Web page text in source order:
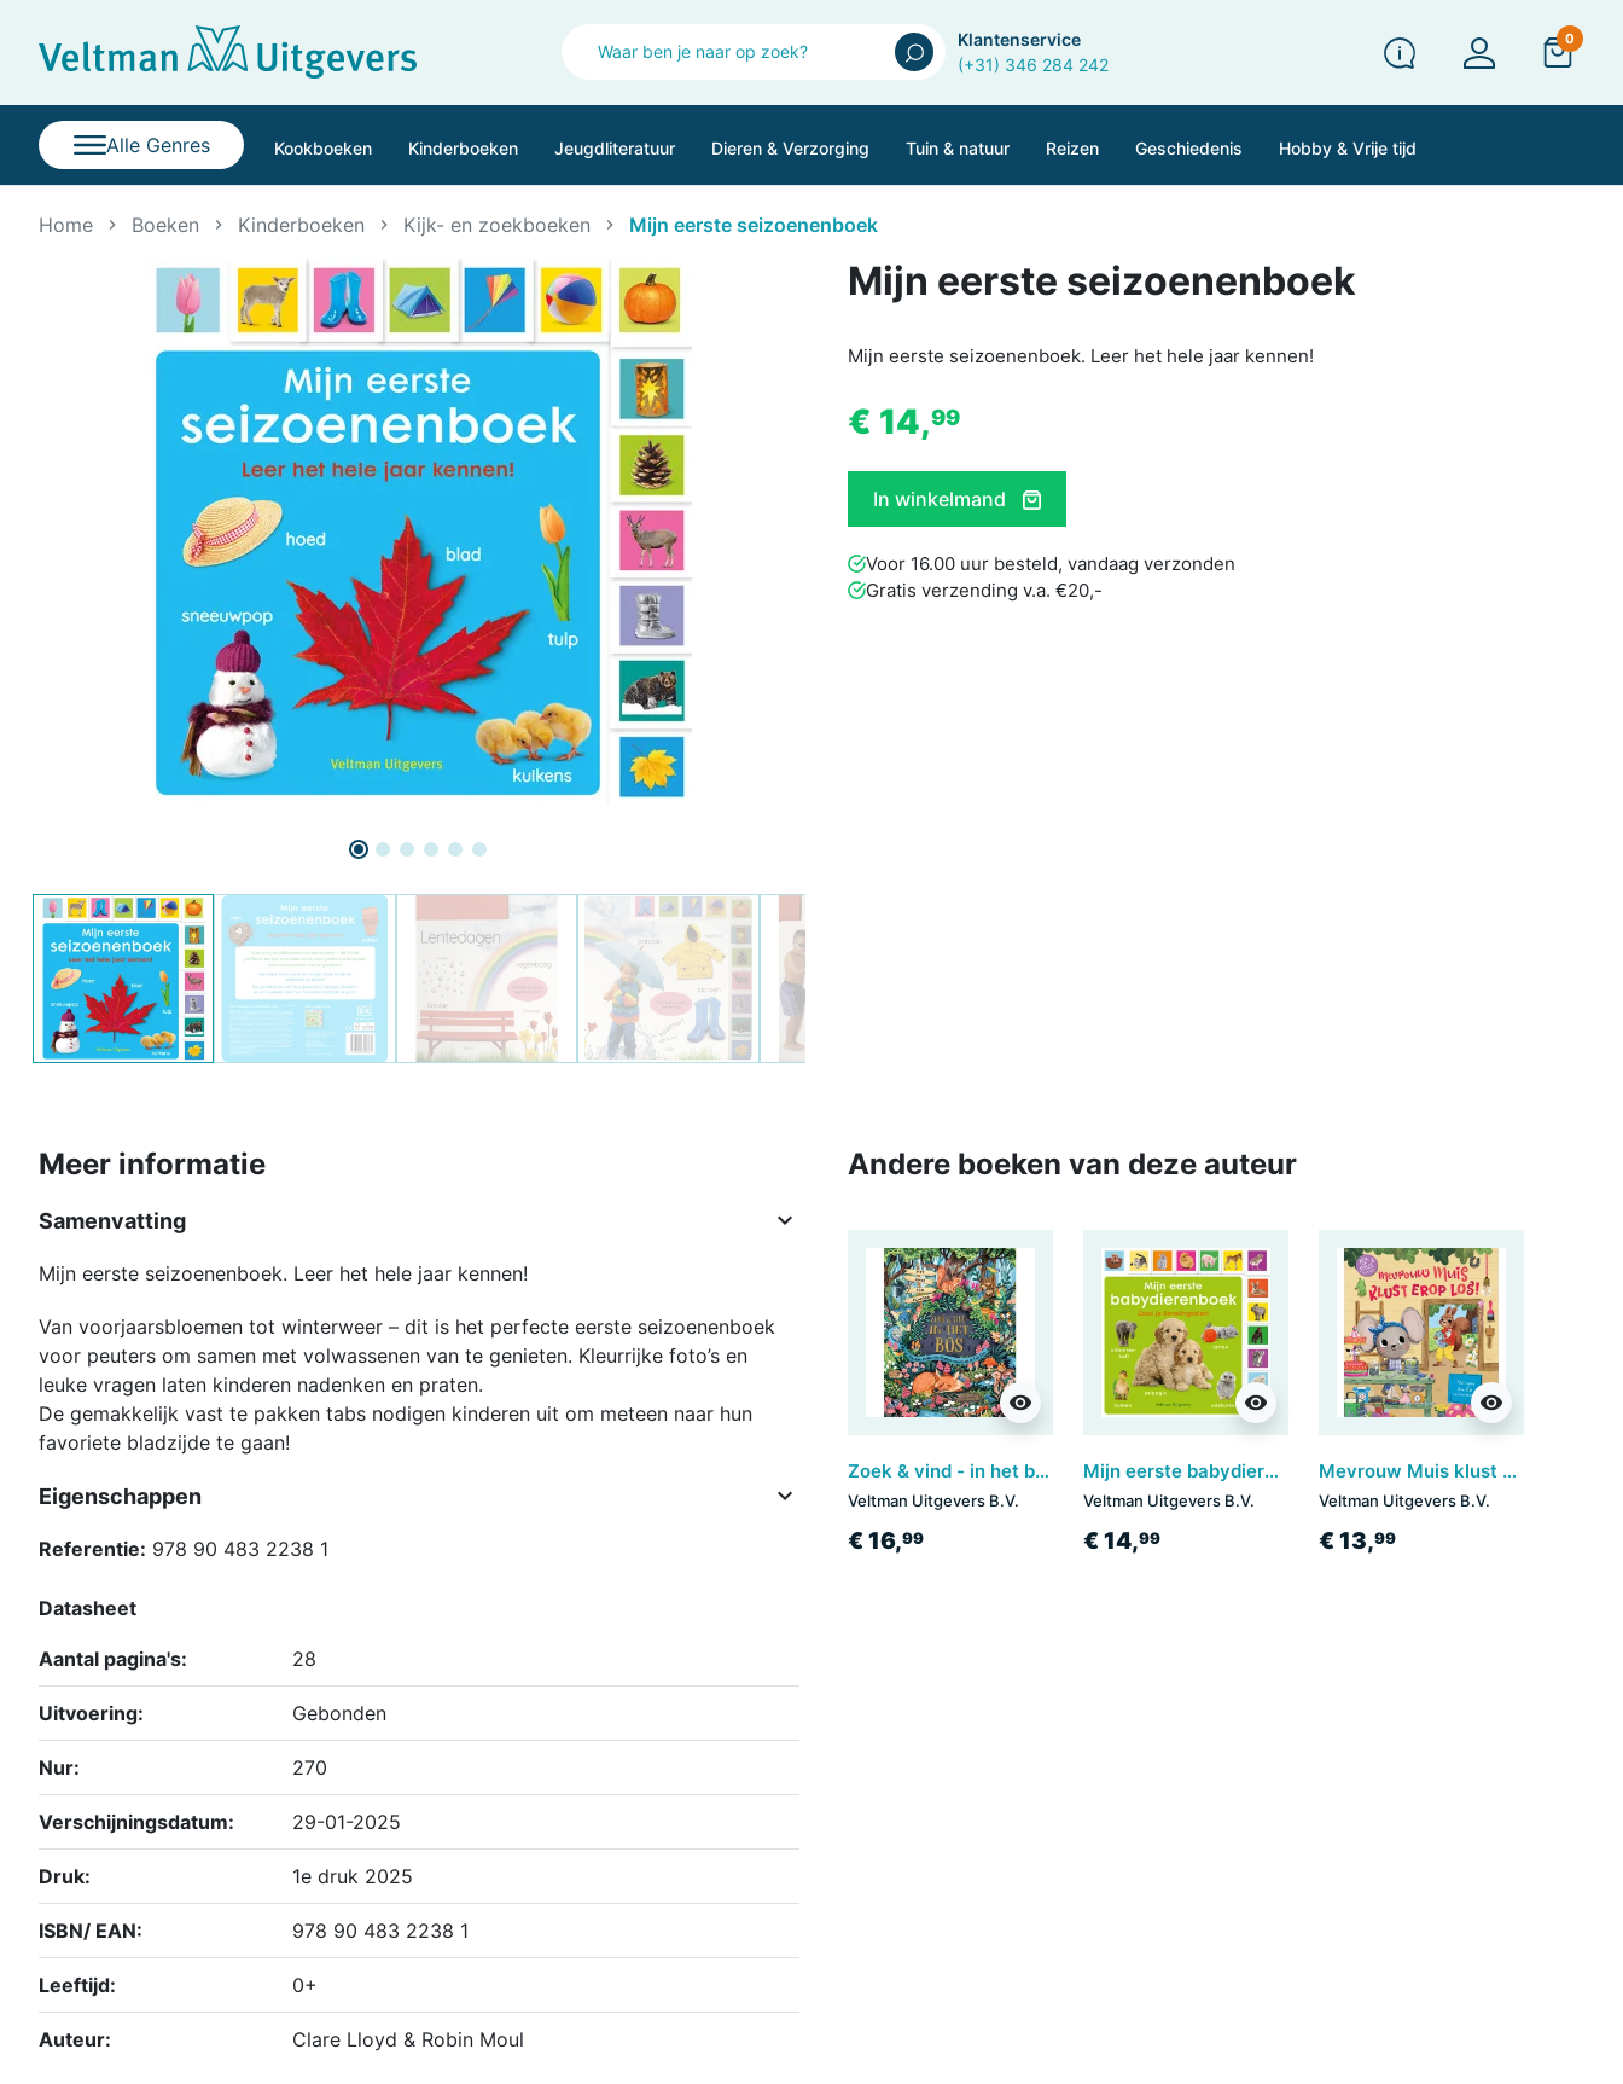
Klantenservice
(+31) 346 284 242
0
Alle Genres Kookboeken Kinderboeken Jeugdliteratuur Dieren & Verzorging Tuin & natuur Reizen Geschiedenis Hobby & Vrije tijd
Home Boeken Kinderboeken Kijk- en zoekboeken Mijn eerste seizoenenboek
Mijn eerste seizoenenboek
Mijn eerste seizoenenboek. Leer het hele jaar kennen!
€ 14,99
In winkelmand
Voor 16.00 uur besteld, vandaag verzonden
Gratis verzending v.a. €20,-
Meer informatie
Samenvatting 
Mijn eerste seizoenenboek. Leer het hele jaar kennen!
Van voorjaarsbloemen tot winterweer – dit is het perfecte eerste seizoenenboek
voor peuters om samen met volwassenen van te genieten. Kleurrijke foto’s en
leuke vragen laten kinderen nadenken en praten.
De gemakkelijk vast te pakken tabs nodigen kinderen uit om meteen naar hun
favoriete bladzijde te gaan!
Eigenschappen 
Referentie: 978 90 483 2238 1
Datasheet
Aantal pagina's: 28
Uitvoering: Gebonden
Nur: 270
Verschijningsdatum: 29-01-2025
Druk: 1e druk 2025
ISBN/ EAN: 978 90 483 2238 1
Leeftijd: 0+
Auteur: Clare Lloyd & Robin Moul
Andere boeken van deze auteur
visibility
Zoek & vind - in het bos
Veltman Uitgevers B.V.
€ 16,99
visibility
Mijn eerste babydierenboek
Veltman Uitgevers B.V.
€ 14,99
visibility
Mevrouw Muis klust erop los!
Veltman Uitgevers B.V.
€ 13,99